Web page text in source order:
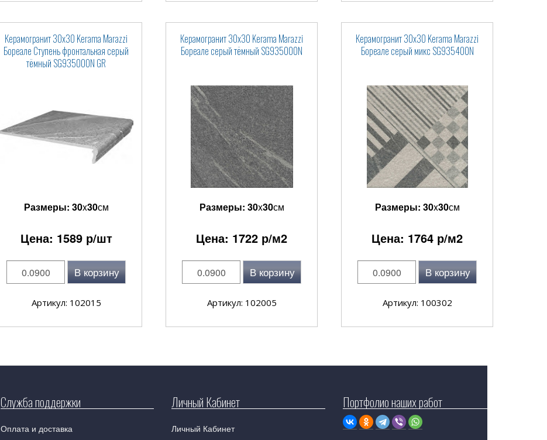
Керамогранит 30x30 Kerama Marazzi
Бореале Ступень фронтальная серый
тёмный SG935000N GR
Размеры: 30x30см
Цена: 1589р/шт
В корзину
Артикул: 102015
Керамогранит 30x30 Kerama Marazzi
Бореале серый тёмный SG935000N
Размеры: 30x30см
Цена: 1722 р/м2
В корзину
Артикул: 102005
Керамогранит 30x30 Kerama Marazzi
Бореале серый микс SG935400N
Размеры: 30x30см
Цена: 1764 р/м2
В корзину
Артикул: 100302
Служба поддержки
Оплата и доставка
Личный Кабинет
Личный Кабинет
Портфолио наших работ